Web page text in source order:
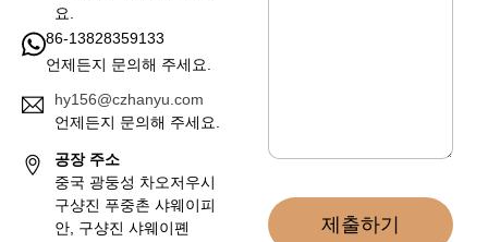
요.
86-13828359133
언제든지 문의해 주세요.
hy156@czhanyu.com
언제든지 문의해 주세요.
공장 주소
중국 광둥성 차오저우시
구샹진 푸중촌 샤웨이피
안, 구샹진 샤웨이폔
제출하기